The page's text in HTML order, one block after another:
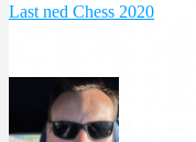
Last ned Chess 2020